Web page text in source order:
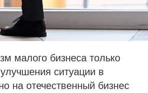
малого бизнеса только
ситуации в
на отечественный бизнес